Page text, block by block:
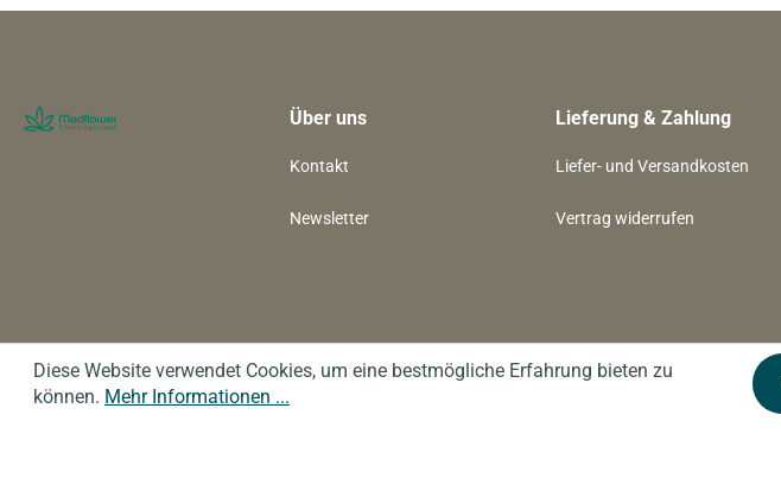
Über uns
Kontakt
Newsletter
Lieferung & Zahlung
Liefer- und Versandkosten
Vertrag widerrufen
Diese Website verwendet Cookies, um eine bestmögliche Erfahrung bieten zu
können. Mehr Informationen ...